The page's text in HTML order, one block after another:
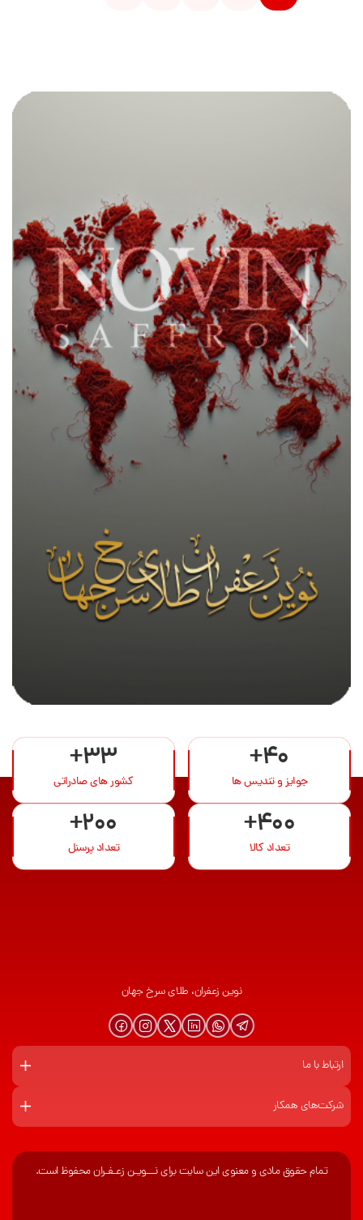
+40
جوایز و تندیس ها
+33
کشور های صادراتی
+400
تعداد کالا
+200
تعداد پرسنل
نوین زعفران، طلای سرخ جهان
ارتباط با ما
شرکت‌های همکار
تمام حقوق مادی و معنوی این سایت برای نـــویـن زعـفـران محفوظ است.